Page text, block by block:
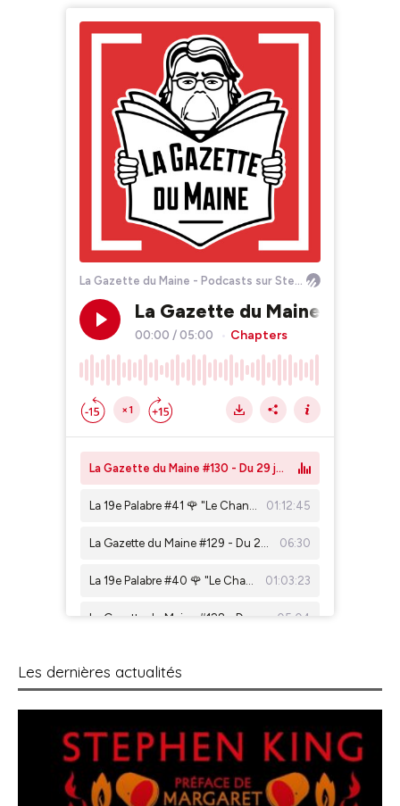
Les dernières actualités